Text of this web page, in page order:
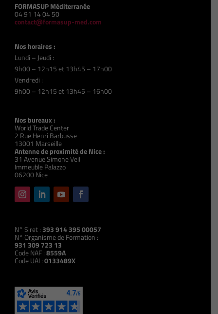
FORMASUP Méditerranée
04 91 14 04 50
contact@formasup-med.com
Nos horaires :
Lundi – Jeudi :
9h00 – 12h15 et 13h45 – 17h00
Vendredi :
9h00 – 12h15 et 13h45 – 16h00
Nos bureaux :
World Trade Center
2 Rue Henri Barbusse
13001 Marseille
Antenne de proximité de Nice :
31 Avenue Simone Veil
Immeuble Palazzo
06200 Nice
N° Siret : 393 914 395 00057
N° Organisme de Formation :
931 309 723 13
Code NAF :8559A
Code UAI :0133489X